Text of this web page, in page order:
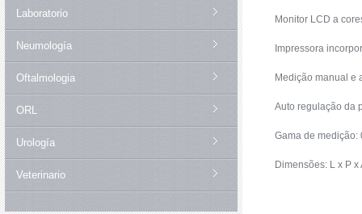
Laboratorio
Neumología
Oftalmologia
ORL
Urología
Veterinario
Monitor LCD a
Impressora
Medição manual e
Auto regulação da
Gama de medição:
Dimensões: L x P